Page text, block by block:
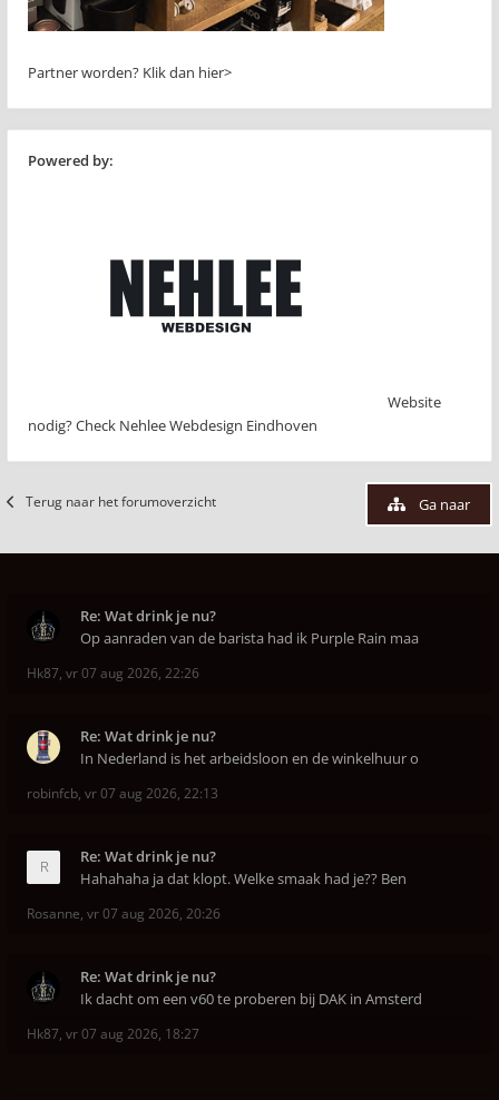
Partner worden? Klik dan hier>
Powered by:
Website
nodig? Check Nehlee Webdesign Eindhoven
Terug naar het forumoverzicht Ga naar
Re: Wat drink je nu?
Op aanraden van de barista had ik Purple Rain maa
Hk87, vr 07 aug 2026, 22:26
Re: Wat drink je nu?
In Nederland is het arbeidsloon en de winkelhuur o
robinfcb, vr 07 aug 2026, 22:13
Re: Wat drink je nu?
Hahahaha ja dat klopt. Welke smaak had je?? Ben
Rosanne, vr 07 aug 2026, 20:26
Re: Wat drink je nu?
Ik dacht om een v60 te proberen bij DAK in Amsterd
Hk87, vr 07 aug 2026, 18:27